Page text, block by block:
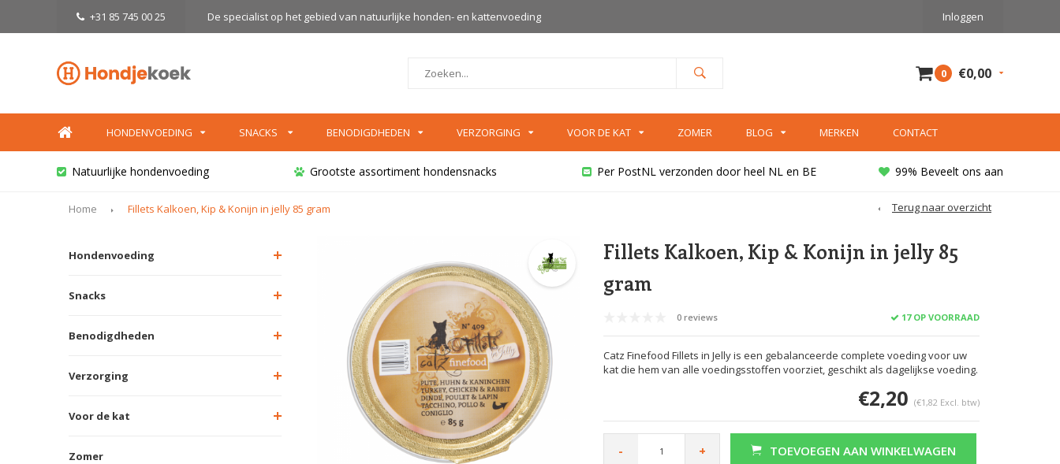
+31 85 745 00 25 De specialist op het gebied van natuurlijke honden- en kattenvoeding Inloggen
0 €0,00
HONDENVOEDING SNACKS BENODIGDHEDEN VERZORGING VOOR DE KAT ZOMER BLOG MERKEN CONTACT
Natuurlijke hondenvoeding Grootste assortiment hondensnacks Per PostNL verzonden door heel NL en BE 99% Beveelt ons aan
Home Fillets Kalkoen, Kip & Konijn in jelly 85 gram Terug naar overzicht
Hondenvoeding
Snacks
Benodigdheden
Verzorging
Voor de kat
Zomer
Fillets Kalkoen, Kip & Konijn in jelly 85
gram
0 reviews 17 OP VOORRAAD
Catz Finefood Fillets in Jelly is een gebalanceerde complete voeding voor uw
kat die hem van alle voedingsstoffen voorziet, geschikt als dagelijkse voeding.
€2,20 (€1,82 Excl. btw)
- + TOEVOEGEN AAN WINKELWAGEN